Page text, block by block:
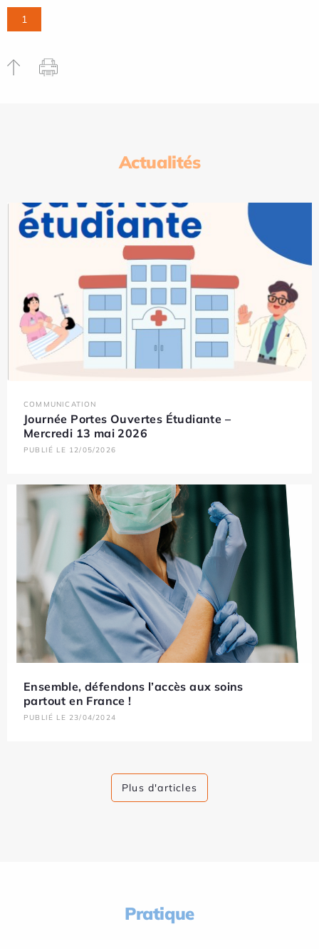
1
Actualités
COMMUNICATION
Journée Portes Ouvertes Étudiante –
Mercredi 13 mai 2026
PUBLIÉ LE 12/05/2026
Ensemble, défendons l’accès aux soins
partout en France !
PUBLIÉ LE 23/04/2024
Plus d'articles
Pratique